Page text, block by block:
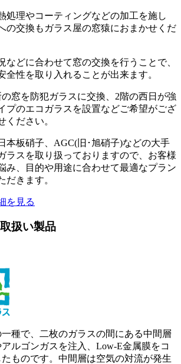
処理やコーティングなどの加工を施し
の交換もガラス屋の窓猿におまかせくだ
などに合わせて窓の交換を行うことで、
全性を取り入れることが出来ます。
窓を防犯ガラスに交換、2階の西日が強
プのエコガラスを設置などご希望がござ
ください。
本板硝子、AGC(旧･旭硝子)などの大手
ラスを取り扱っておりますので、お客様
み、目的や用途に合わせて最適なプラン
だきます。
を見る
扱い製品
種で、二枚のガラスの間にある中間層
ルゴンガスを注入、Low-E金属膜をコ
ものです。中間層は空気の対流が発生